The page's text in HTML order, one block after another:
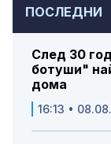
ПОСЛЕДНИ
След 30
ботуши"
дома
16:13 •